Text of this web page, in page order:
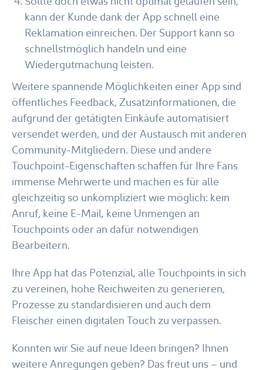
kann der Kunde dank der App schnell eine
Reklamation einreichen. Der Support kann so
schnellstmöglich handeln und eine
Wiedergutmachung leisten.
Weitere spannende Möglichkeiten einer App sind
öffentliches Feedback, Zusatzinformationen, die
aufgrund der getätigten Einkäufe automatisiert
versendet werden, und der Austausch mit anderen
Community-Mitgliedern. Diese und andere
Touchpoint-Eigenschaften schaffen für Ihre Fans
immense Mehrwerte und machen es für alle
gleichzeitig so unkompliziert wie möglich: kein
Anruf, keine E-Mail, keine Unmengen an
Touchpoints oder an dafür notwendigen
Bearbeitern.
Ihre App hat das Potenzial, alle Touchpoints in sich
zu vereinen, hohe Reichweiten zu generieren,
Prozesse zu standardisieren und auch dem
Fleischer einen digitalen Touch zu verpassen.
Konnten wir Sie auf neue Ideen bringen? Ihnen
weitere Anregungen geben? Das freut uns – und